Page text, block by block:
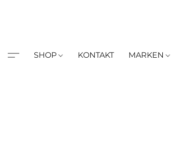
SHOP KONTAKT MARKEN